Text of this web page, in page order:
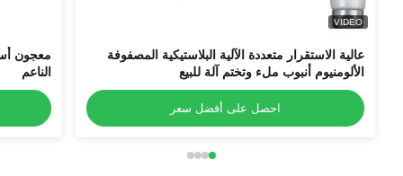
VIDEO
عالية الاستقرار متعددة الآلية البلاستيكية المصفوفة
الألومنيوم أنبوب ملء وتختم آلة للبيع
احصل على أفضل سعر
معجون
الناعم